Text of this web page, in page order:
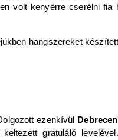
volt kenyérre cserélni fia
hangszereket
ezenkívül
gratuláló